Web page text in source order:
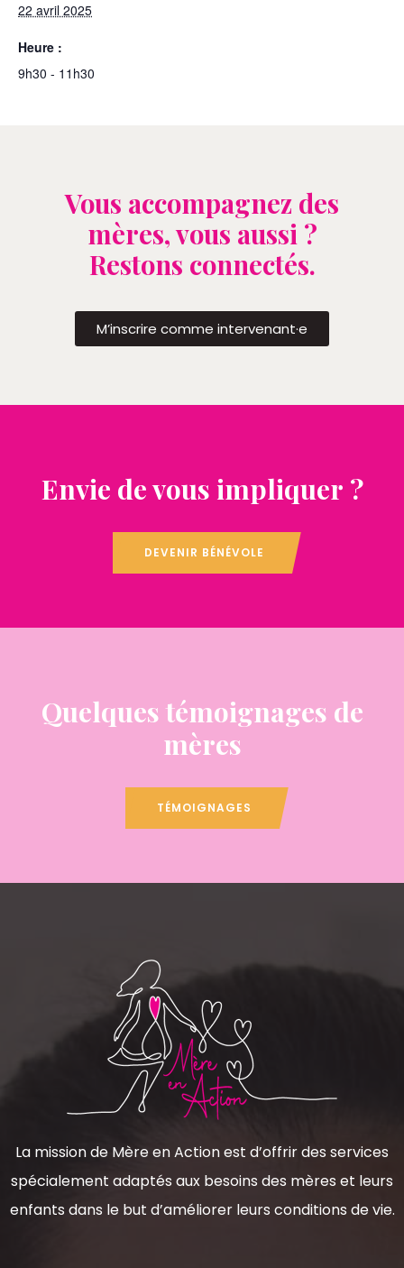
22 avril 2025
Heure :
9h30 - 11h30
Vous accompagnez des
mères, vous aussi ?
Restons connectés.
M’inscrire comme intervenant·e
Envie de vous impliquer ?
DEVENIR BÉNÉVOLE
Quelques témoignages de
mères
TÉMOIGNAGES
La mission de Mère en Action est d’offrir des services
spécialement adaptés aux besoins des mères et leurs
enfants dans le but d’améliorer leurs conditions de vie.